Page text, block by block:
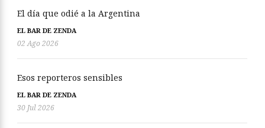
El día que odié a la Argentina
EL BAR DE ZENDA
02 Ago 2026
Esos reporteros sensibles
EL BAR DE ZENDA
30 Jul 2026